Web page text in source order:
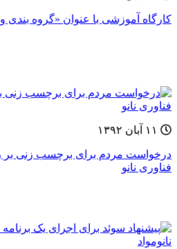
کارگاه آموزشی با عنوان «گروه بندی و
درخواست مردم برای برچسب زنی بر
فناوری نانو